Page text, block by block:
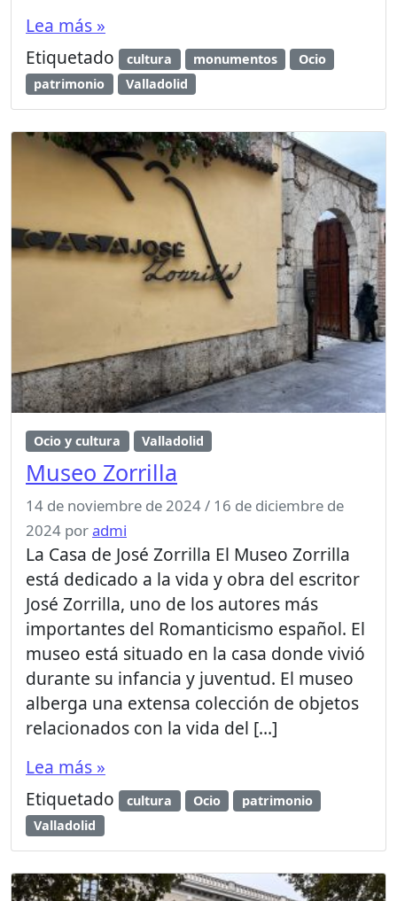
Lea más »
Etiquetado
cultura monumentos
Ocio
patrimonio
Valladolid
Ocio y cultura Valladolid
Museo Zorrilla
14 de noviembre de 2024/ 16 de diciembre de
2024 poradmi
La Casa de José Zorrilla El Museo Zorrilla
está dedicado a la vida y obra del escritor
José Zorrilla, uno de los autores más
importantes del Romanticismo español. El
museo está situado en la casa donde vivió
durante su infancia y juventud. El museo
alberga una extensa colección de objetos
relacionados con la vida del […]
Lea más »
Etiquetado
cultura Ocio
patrimonio
Valladolid